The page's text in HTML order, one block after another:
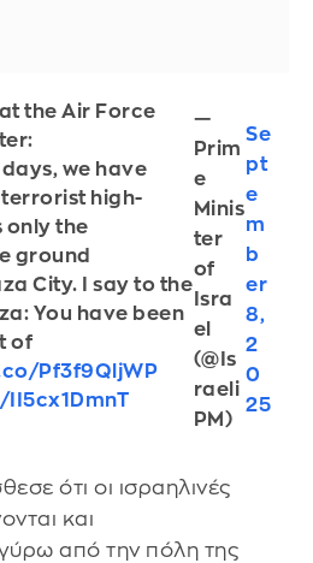
the Air Force
we have
high-
only the
ground
City. I say to the
You have been
of
Pf3f9QljWP
—
Prim
e
Minis
ter
of
Isra
el
(@Is
raeli
PM)
Se
pt
e
m
b
er
8,
2
0
25
ότι οι ισραηλινές
και
από την πόλη της